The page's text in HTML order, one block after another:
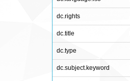
dc.rights
dc.title
dc.type
dc.subject.keyword